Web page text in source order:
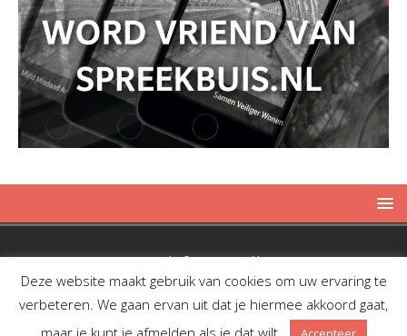
Copyright © 2019 Spreekbuis
Deze website maakt gebruik van cookies om uw ervaring te
verbeteren. We gaan ervan uit dat je hiermee akkoord gaat,